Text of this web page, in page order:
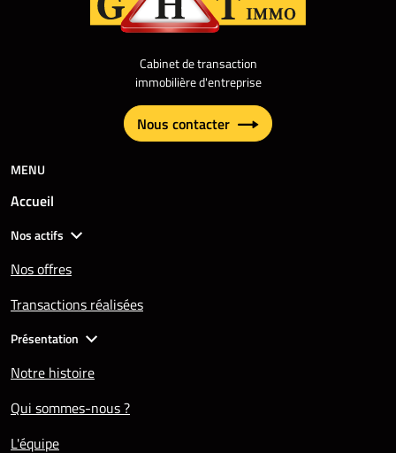
Cabinet de transaction
immobilière d'entreprise
Nous contacter
MENU
Accueil
Nos actifs
Nos offres
Transactions réalisées
Présentation
Notre histoire
Qui sommes-nous ?
L'équipe